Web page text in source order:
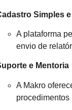
Simples
A plataforma
envio de
e Mentoria
A Makro
procedimentos